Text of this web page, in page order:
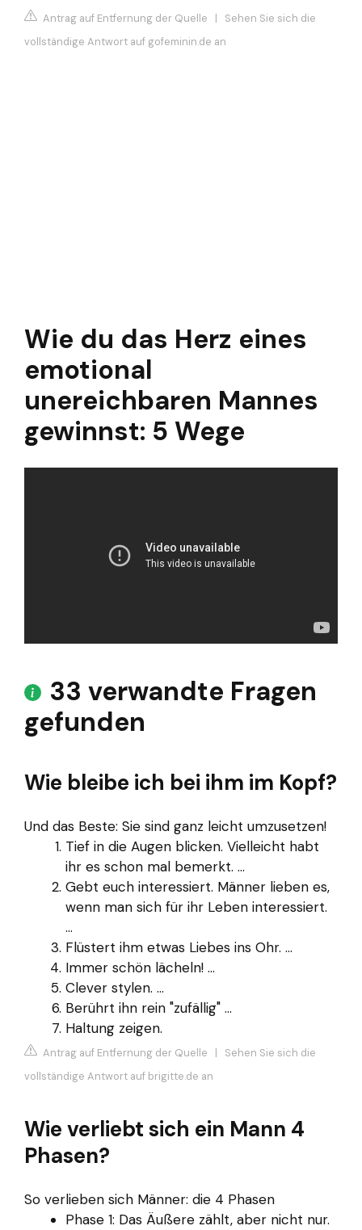
Antrag auf Entfernung der Quelle | Sehen Sie sich die
vollständige Antwort auf gofeminin.de an
Wie du das Herz eines
emotional
unereichbaren Mannes
gewinnst: 5 Wege
33 verwandte Fragen
gefunden
Wie bleibe ich bei ihm im Kopf?
Und das Beste: Sie sind ganz leicht umzusetzen!
Tief in die Augen blicken. Vielleicht habt
ihr es schon mal bemerkt. ...
Gebt euch interessiert. Männer lieben es,
wenn man sich für ihr Leben interessiert.
...
Flüstert ihm etwas Liebes ins Ohr. ...
Immer schön lächeln! ...
Clever stylen. ...
Berührt ihn rein "zufällig" ...
Haltung zeigen.
Antrag auf Entfernung der Quelle | Sehen Sie sich die
vollständige Antwort auf brigitte.de an
Wie verliebt sich ein Mann 4
Phasen?
So verlieben sich Männer: die 4 Phasen
Phase 1: Das Äußere zählt, aber nicht nur.